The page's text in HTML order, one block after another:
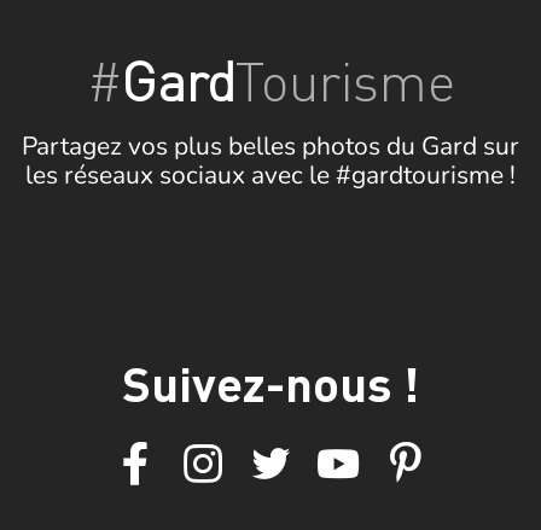
#GardTourisme
Partagez vos plus belles photos du Gard sur
les réseaux sociaux avec le #gardtourisme !
Suivez-nous !